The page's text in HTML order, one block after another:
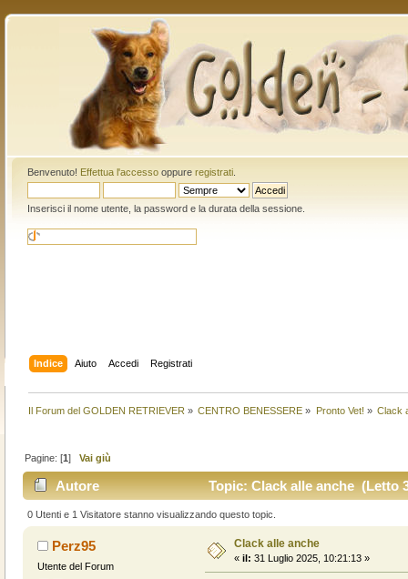
Benvenuto! Effettua l'accessooppure registrati.
Inserisci il nome utente, la password e la durata della sessione.
Indice Aiuto Accedi Registrati
Il Forum del GOLDEN RETRIEVER » CENTRO BENESSERE » Pronto Vet! » Clack
Pagine: [1]Vai giù
Autore Topic: Clack alle anche (Letto
0 Utenti e 1 Visitatore stanno visualizzando questo topic.
Perz95
Utente del Forum
Clack alle anche
« il: 31 Luglio 2025, 10:21:13 »